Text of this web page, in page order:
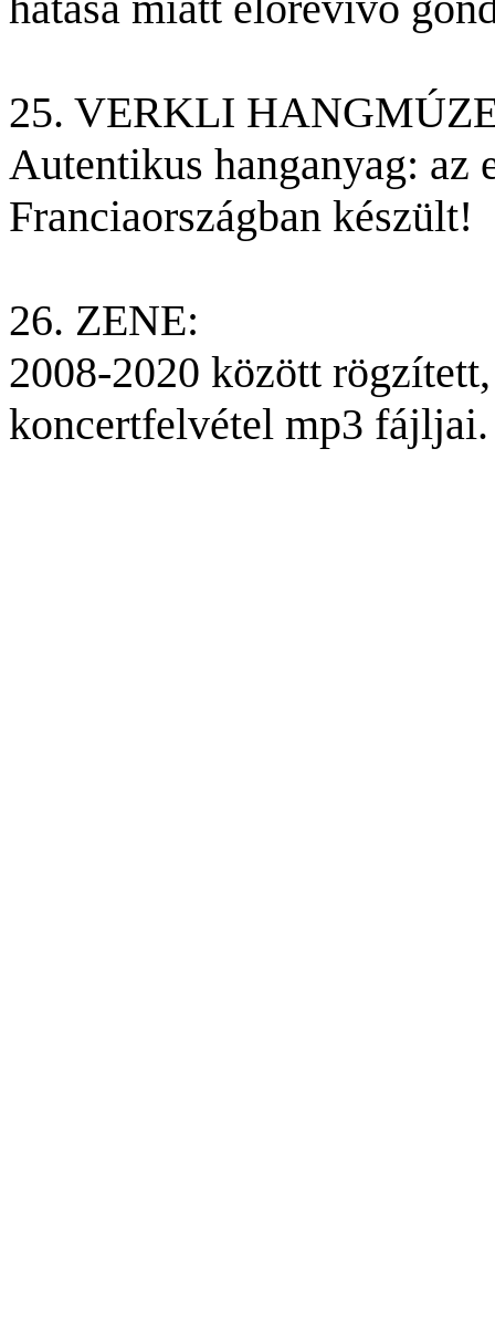
25. VERKLI
Autentikus hanganyag: az
Franciaországban készült!
26. ZENE:
2008-2020 között
koncertfelvétel mp3 fájljai.